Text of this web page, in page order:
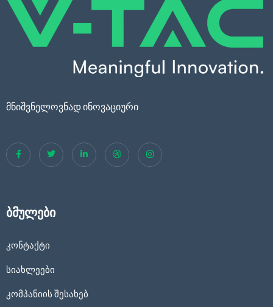
მნიშვნელოვნად ინოვაციური
ბმულები
კონტაქტი
სიახლეები
კომპანიის შესახებ